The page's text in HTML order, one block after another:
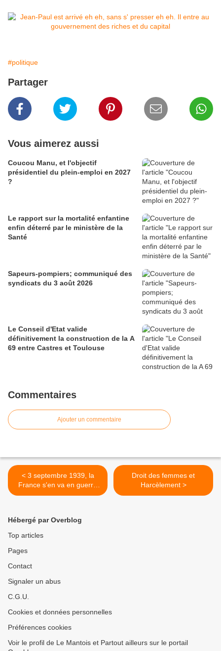
#politique
Partager
Vous aimerez aussi
Coucou Manu, et l'objectif
présidentiel du plein-emploi en 2027
?
Le rapport sur la mortalité enfantine
enfin déterré par le ministère de la
Santé
Sapeurs-pompiers; communiqué des
syndicats du 3 août 2026
Le Conseil d'Etat valide
définitivement la construction de la A
69 entre Castres et Toulouse
Commentaires
Ajouter un commentaire
< 3 septembre 1939, la
France s'en va en guerre
mironton mironton
Droit des femmes et
Harcèlement >
Hébergé par Overblog
Top articles
Pages
Contact
Signaler un abus
C.G.U.
Cookies et données personnelles
Préférences cookies
Voir le profil de Le Mantois et Partout ailleurs sur le portail